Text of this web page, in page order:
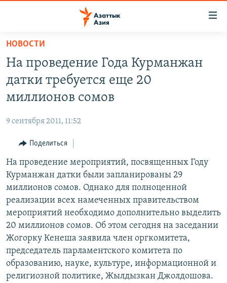
Вернуться
основному
содержанию
главной
навигации
Вернутся
поиску
КАЗАХСТАН
ТАДЖИКИСТАН
НОВОСТИ
ВОЙНА В УКРАИНЕ
ҚАЗАҚША
КЫРГЫЗЧА
ЎЗБЕКЧА
TÜRKMENÇE
Все сайты РСЕ/РС
НОВОСТИ
На проведение Года Курманжан
датки требуется еще 20
миллионов сомов
9 сентября 2011, 11:52
Поделиться
На проведение мероприятий, посвященных Году
Курманжан датки были запланированы 29
миллионов сомов. Однако для полноценной
реализации всех намеченных правительством
мероприятий необходимо дополнительно выделить
20 миллионов сомов. Об этом сегодня на заседании
Жогорку Кенеша заявила член оргкомитета,
председатель парламентского комитета по
образованию, науке, культуре, информационной и
религиозной политике, Жылдызкан Джолдошова.